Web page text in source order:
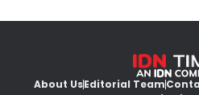
About UsEditorial Team